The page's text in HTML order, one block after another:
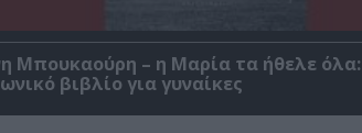
Μπουκαούρη – η Μαρία τα ήθελε
βιβλίο για γυναίκες